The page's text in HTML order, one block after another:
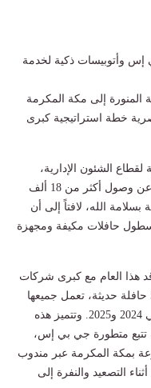
حج القرعة 2026.. جي بي إس وأتوبيسات ذكية لخدمة
المنورة إلى مكة المكرمة
خطة استراتيجية كبرى
لقطاع الشئون الإدارية،
رئيس الجهاز التنفيذي للجنة الوزارية للحج، عن وصول أكثر من 18 ألف
الله، لافتاً إلى أن
أسطول حافلات مكيفة ومجهزة
هذا العام مع كبرى شركات
النقل بالمملكة العربية السعودية لتوفير 522 حافلة حديثة، تعمل جميعها
بنظام الأوتوماتيك ومن أحدث موديلات عامي 2024 و2025. وتتميز هذه
تتبع متطورة جي بي إس،
بمكة المكرمة عبر مندوب
التصعيد والنفرة إلى